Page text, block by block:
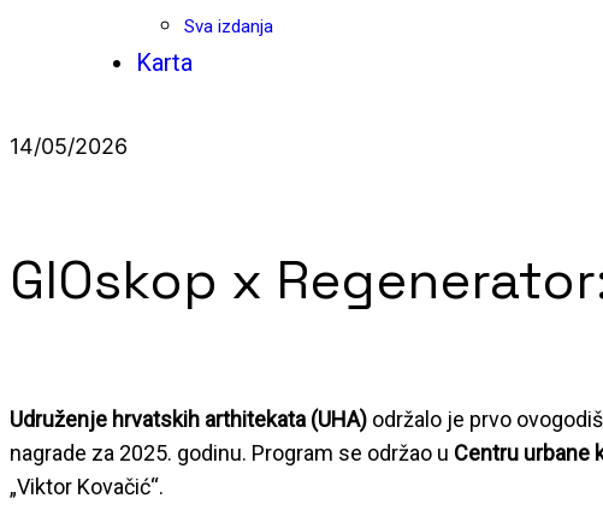
Sva izdanja
Karta
14/05/2026
GIOskop x
Udruženje hrvatskih arthitekata (UHA) održalo je prvo
nagrade za 2025. godinu. Program se održao u Centru urbane
„Viktor Kovačić“.